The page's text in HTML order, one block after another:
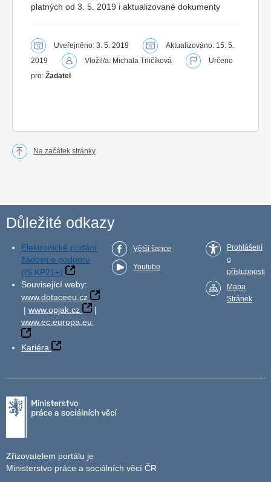
platných od 3. 5. 2019 i aktualizované dokumenty
Uveřejněno: 3. 5. 2019
Aktualizováno: 15. 5.
2019
Vložil/a: Michala Trličíková
Určeno
pro: Žadatel
Na začátek stránky
Důležité odkazy
Elektronické podání
žádosti o podporu
(IS KP21+)
Související weby:
www.dotaceeu.cz
| www.opjak.cz
|
www.ec.europa.eu
Kariéra
Větší šance
Youtube
Prohlášení
o
přístupnosti
Mapa
Stránek
Zřizovatelem portálu je
Ministerstvo práce a sociálních věcí ČR